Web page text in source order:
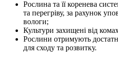
Рослина та її коренева
та перегріву, за рахунок
вологи;
Культури захищені від
Рослини отримують
для сходу та розвитку.